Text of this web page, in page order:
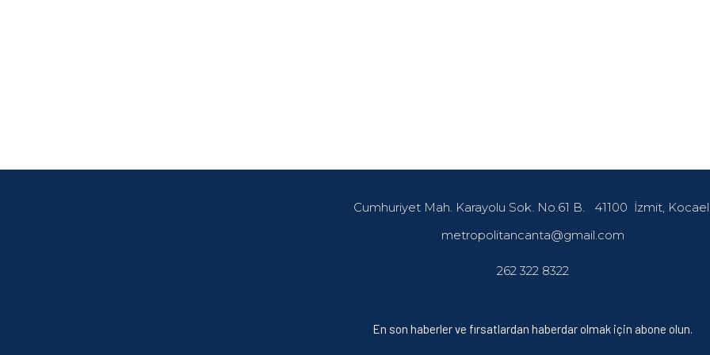
Cumhuriyet Mah. Karayolu Sok. No.61 B. 41100 İzmit,
metropolitancanta@gmail.com
262 322 8322
En son haberler ve fırsatlardan haberdar olmak için abone olun.